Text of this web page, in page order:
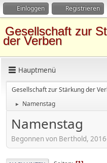
Einloggen Registrieren
Gesellschaft zur
der Verben
Hauptmenü
Gesellschaft zur Stärkung der
► Namenstag
Namenstag
Begonnen von Berthold,